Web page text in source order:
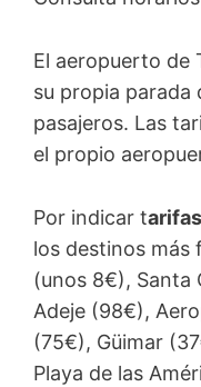
El aeropuerto de
su propia parada
pasajeros. Las
el propio
Por indicar t
los destinos más
(unos 8€), Santa
Adeje (98€),
(75€), Güimar
Playa de las